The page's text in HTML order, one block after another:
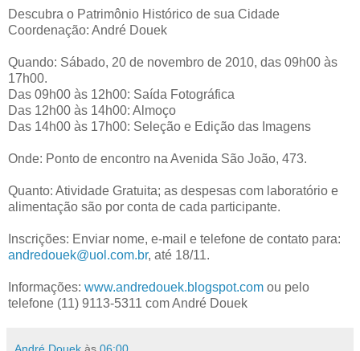
Descubra o Patrimônio Histórico de sua Cidade
Coordenação: André Douek
Quando: Sábado, 20 de novembro de 2010, das 09h00 às
17h00.
Das 09h00 às 12h00: Saída Fotográfica
Das 12h00 às 14h00: Almoço
Das 14h00 às 17h00: Seleção e Edição das Imagens
Onde: Ponto de encontro na Avenida São João, 473.
Quanto: Atividade Gratuita; as despesas com laboratório e
alimentação são por conta de cada participante.
Inscrições: Enviar nome, e-mail e telefone de contato para:
andredouek@uol.com.br, até 18/11.
Informações: www.andredouek.blogspot.com ou pelo
telefone (11) 9113-5311 com André Douek
André Douek às 06:00